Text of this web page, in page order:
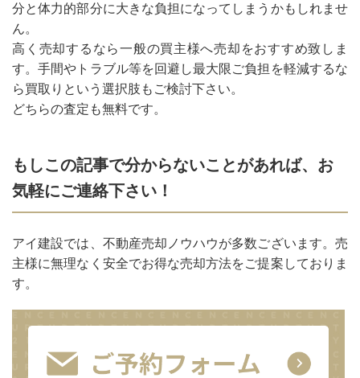
分と体力的部分に大きな負担になってしまうかもしれませ
ん。
高く売却するなら一般の買主様へ売却をおすすめ致しま
す。手間やトラブル等を回避し最大限ご負担を軽減するな
ら買取りという選択肢もご検討下さい。
どちらの査定も無料です。
もしこの記事で分からないことがあれば、お
気軽にご連絡下さい！
アイ建設では、不動産売却ノウハウが多数ございます。売
主様に無理なく安全でお得な売却方法をご提案しておりま
す。